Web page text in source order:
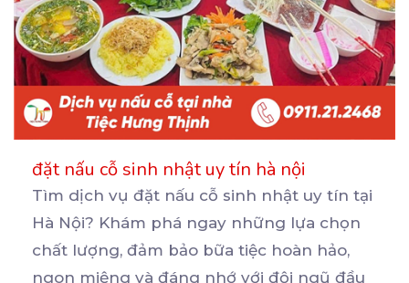
đặt nấu cỗ sinh nhật uy tín hà nội
Tìm dịch vụ đặt nấu cỗ sinh nhật uy tín tại
Hà Nội? Khám phá ngay những lựa chọn
chất lượng, đảm bảo bữa tiệc hoàn hảo,
ngon miệng và đáng nhớ với đội ngũ đầu